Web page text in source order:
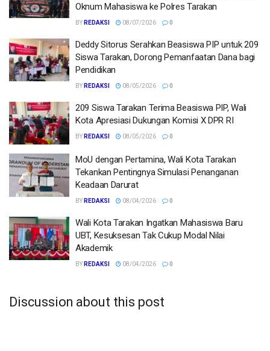
Oknum Mahasiswa ke Polres Tarakan
BY REDAKSI 08/07/2026 0
Deddy Sitorus Serahkan Beasiswa PIP untuk 209
Siswa Tarakan, Dorong Pemanfaatan Dana bagi
Pendidikan
BY REDAKSI 08/05/2026 0
209 Siswa Tarakan Terima Beasiswa PIP, Wali
Kota Apresiasi Dukungan Komisi X DPR RI
BY REDAKSI 08/05/2026 0
MoU dengan Pertamina, Wali Kota Tarakan
Tekankan Pentingnya Simulasi Penanganan
Keadaan Darurat
BY REDAKSI 08/04/2026 0
Wali Kota Tarakan Ingatkan Mahasiswa Baru
UBT, Kesuksesan Tak Cukup Modal Nilai
Akademik
BY REDAKSI 08/04/2026 0
Discussion about this post